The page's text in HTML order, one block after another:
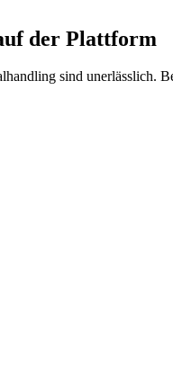
der Plattform
sind unerlässlich.